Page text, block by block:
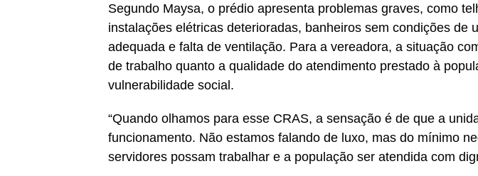
Segundo Maysa, o prédio apresenta problemas graves, como
instalações elétricas deterioradas, banheiros sem condições de
adequada e falta de ventilação. Para a vereadora, a situação
de trabalho quanto a qualidade do atendimento prestado à
vulnerabilidade social.
“Quando olhamos para esse CRAS, a sensação é de que a
funcionamento. Não estamos falando de luxo, mas do mínimo
servidores possam trabalhar e a população ser atendida com